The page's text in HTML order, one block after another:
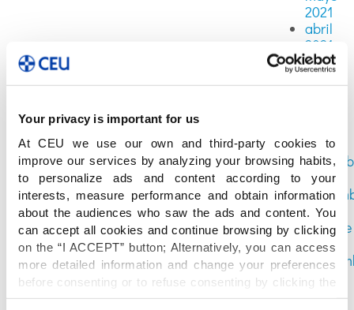
Your privacy is important for us
At CEU we use our own and third-party cookies to
improve our services by analyzing your browsing habits,
to personalize ads and content according to your
interests, measure performance and obtain information
about the audiences who saw the ads and content. You
can accept all cookies and continue browsing by clicking
on the “I ACCEPT” button; Alternatively, you can access
more detailed information and change your preferences
before consenting or to refuse consenting by clicking the
"Personalize" button. For more information you can visit
2021
abril
2021
marzo
2021
2021
2020
2020
octubre
2020
2020
agosto